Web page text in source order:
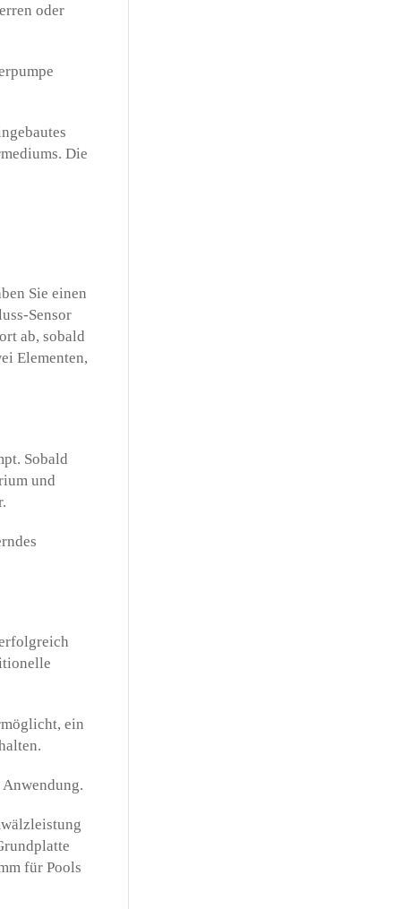
oder
Die
Sie einen
Sensor
ab, sobald
Elementen,
Sobald
und
ein
für Pools